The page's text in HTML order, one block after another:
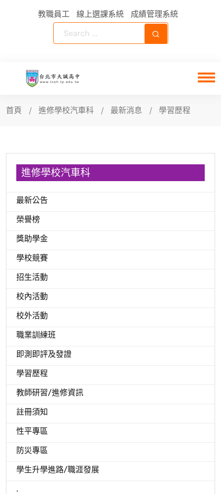
教職員工 線上選課系統 成績管理系統
首頁 進修學校汽車科 最新消息 學習歷程
進修學校汽車科
最新公告
榮譽榜
獎助學金
學校競賽
招生活動
校內活動
校外活動
職業訓練班
即測即評及發證
學習歷程
教師研習/進修資訊
註冊須知
性平專區
防災專區
學生升學進路/職涯發展
.